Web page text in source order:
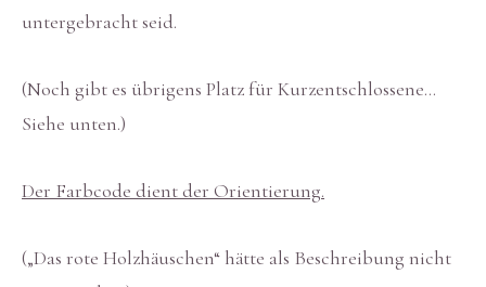
untergebracht seid.
(Noch gibt es übrigens Platz für Kurzentschlossene…
Siehe unten.)
Der Farbcode dient der Orientierung.
(„Das rote Holzhäuschen“ hätte als Beschreibung nicht